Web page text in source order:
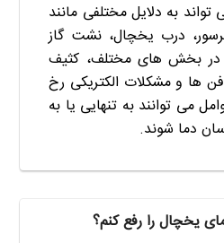
به دلایل مختلفی مانند
درب یخچال، نشت گاز
در بخش های مختلف، کثیف
فن ها و مشکلات الکتریکی رخ
می توانند به تنهایی یا به
دما شوند.
یخچال را رفع کنم؟